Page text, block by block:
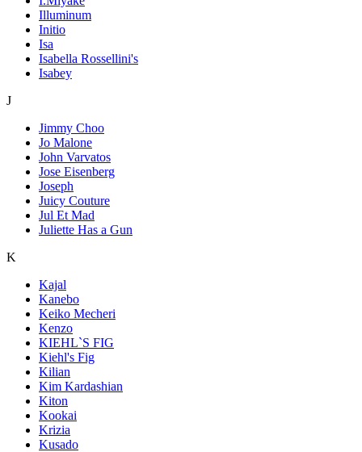
Illuminum
Initio
Isa
Isabella Rossellini's
Isabey
J
Jimmy Choo
Jo Malone
John Varvatos
Jose Eisenberg
Joseph
Juicy Couture
Jul Et Mad
Juliette Has a Gun
K
Kajal
Kanebo
Keiko Mecheri
Kenzo
KIEHL`S FIG
Kiehl's Fig
Kilian
Kim Kardashian
Kiton
Kookai
Krizia
Kusado